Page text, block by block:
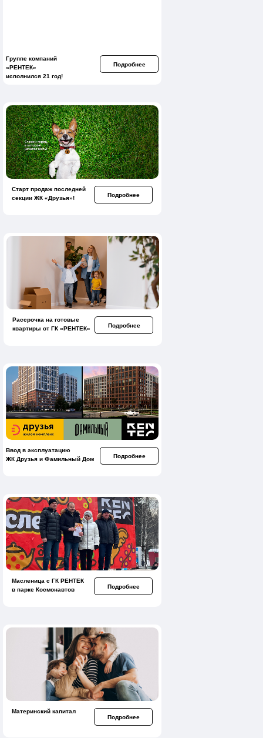
Подробнее
Группе компаний
«РЕНТЕК»
исполнился 21 год!
Подробнее
Старт продаж последней
секции ЖК «Друзья»!
Подробнее
Рассрочка на готовые
квартиры от ГК «РЕНТЕК»
Подробнее
Ввод в эксплуатацию
ЖК Друзья и Фамильный Дом
Подробнее
Масленица с ГК РЕНТЕК
в парке Космонавтов
Подробнее
Материнский капитал